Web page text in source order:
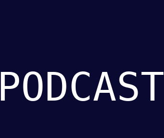
PODCAST